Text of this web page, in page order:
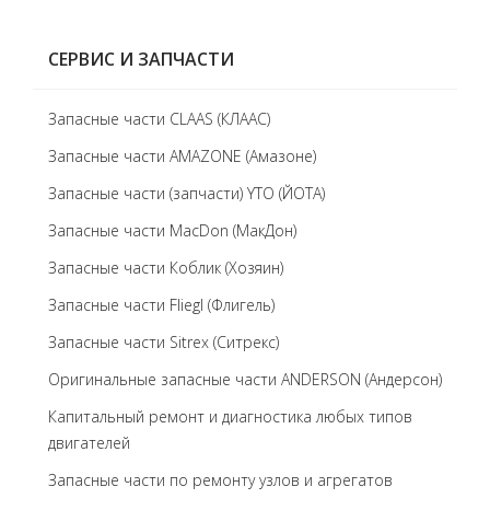
СЕРВИС И ЗАПЧАСТИ
Запасные части CLAAS (КЛААС)
Запасные части AMAZONE (Амазоне)
Запасные части (запчасти) YTO (ЙОТА)
Запасные части MacDon (МакДон)
Запасные части Коблик (Хозяин)
Запасные части Fliegl (Флигель)
Запасные части Sitrex (Ситрекс)
Оригинальные запасные части ANDERSON (Андерсон)
Капитальный ремонт и диагностика любых типов
двигателей
Запасные части по ремонту узлов и агрегатов